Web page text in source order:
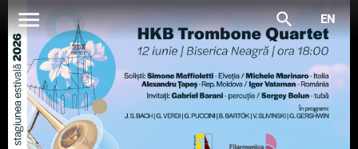
menu search EN